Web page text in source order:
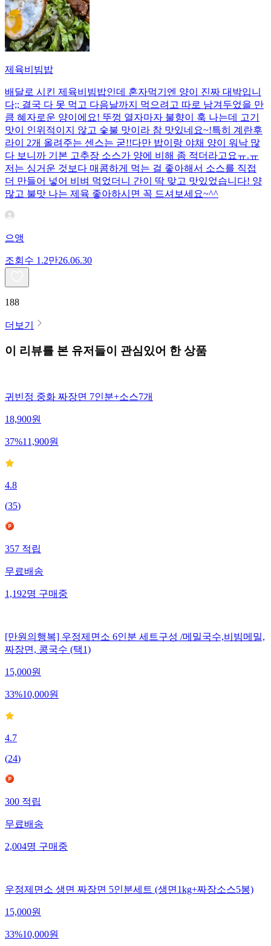
제육비빔밥
배달로 시킨 제육비빔밥인데 혼자먹기엔 양이 진짜 대박입니
다;; 결국 다 못 먹고 다음날까지 먹으려고 따로 남겨두었을 만
큼 혜자로운 양이에요! 뚜껑 열자마자 불향이 훅 나는데 고기
맛이 인위적이지 않고 숯불 맛이라 참 맛있네요~!특히 계란후
라이 2개 올려주는 센스는 굳!! ​다만 밥이랑 야채 양이 워낙 많
다 보니까 기본 고추장 소스가 양에 비해 좀 적더라고요ㅠ.ㅠ
저는 싱거운 것보다 매콤하게 먹는 걸 좋아해서 소스를 직접
더 만들어 넣어 비벼 먹었더니 간이 딱 맞고 맛있었습니다! 양
많고 불맛 나는 제육 좋아하시면 꼭 드셔보세요~^^
으앵
조회수 1.2만26.06.30
188
더보기
이 리뷰를 본 유저들이 관심있어 한 상품
귀빈정 중화 짜장면 7인분+소스7개
18,900원
37%11,900원
4.8
(35)
357 적립
무료배송
1,192명 구매중
[만원의행복] 우정제면소 6인분 세트구성 /메밀국수,비빔메밀,
짜장면, 콩국수 (택1)
15,000원
33%10,000원
4.7
(24)
300 적립
무료배송
2,004명 구매중
우정제면소 생면 짜장면 5인분세트 (생면1kg+짜장소스5봉)
15,000원
33%10,000원